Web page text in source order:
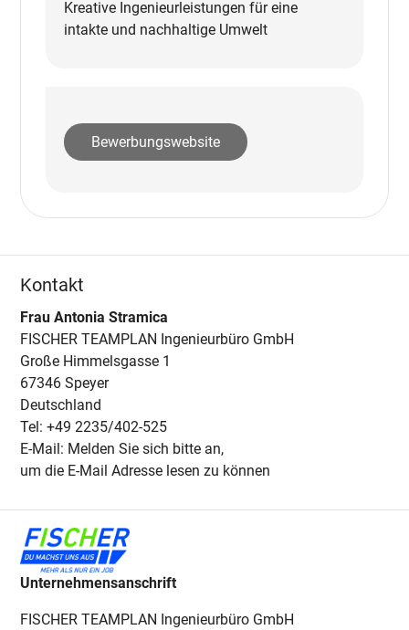
Kreative Ingenieurleistungen für eine
intakte und nachhaltige Umwelt
Bewerbungswebsite
Kontakt
Frau Antonia Stramica
FISCHER TEAMPLAN Ingenieurbüro GmbH
Große Himmelsgasse 1
67346 Speyer
Deutschland
Tel: +49 2235/402-525
E-Mail: Melden Sie sich bitte an,
um die E-Mail Adresse lesen zu können
Unternehmensanschrift
FISCHER TEAMPLAN Ingenieurbüro GmbH